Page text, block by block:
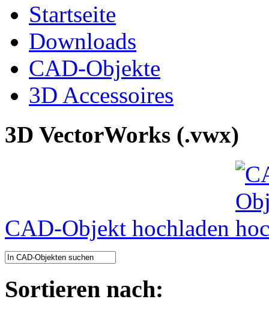
Startseite
Downloads
CAD-Objekte
3D Accessoires
3D VectorWorks (.vwx)
CAD-Objekt hochladen
Sortieren nach: